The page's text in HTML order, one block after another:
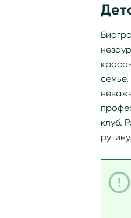
клуб.